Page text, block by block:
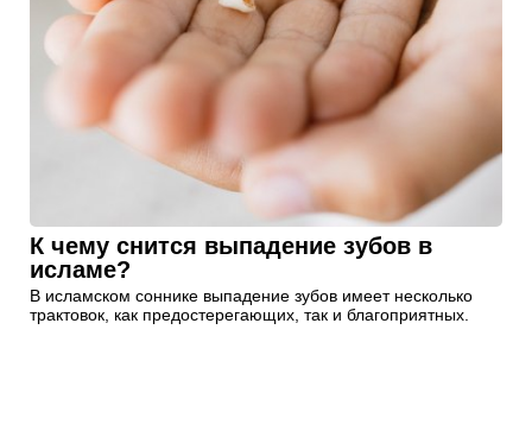
К чему снится выпадение зубов в
исламе?
В исламском соннике выпадение зубов имеет несколько
трактовок, как предостерегающих, так и благоприятных.